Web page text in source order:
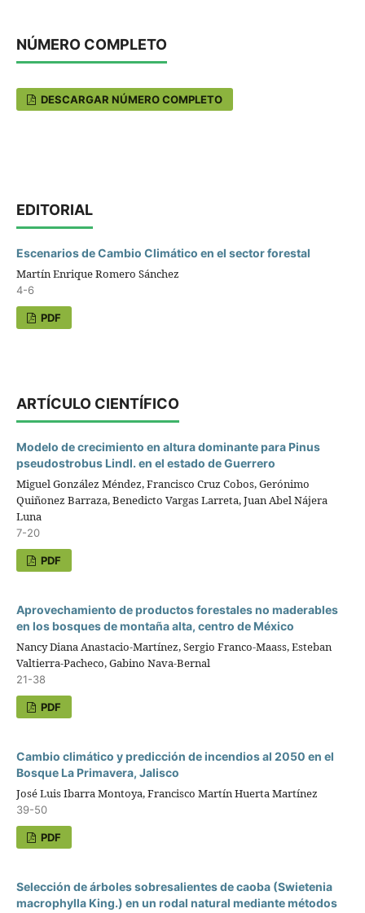
NÚMERO COMPLETO
DESCARGAR NÚMERO COMPLETO
EDITORIAL
Escenarios de Cambio Climático en el sector forestal
Martín Enrique Romero Sánchez
4-6
PDF
ARTÍCULO CIENTÍFICO
Modelo de crecimiento en altura dominante para Pinus
pseudostrobus Lindl. en el estado de Guerrero
Miguel González Méndez, Francisco Cruz Cobos, Gerónimo
Quiñonez Barraza, Benedicto Vargas Larreta, Juan Abel Nájera
Luna
7-20
PDF
Aprovechamiento de productos forestales no maderables
en los bosques de montaña alta, centro de México
Nancy Diana Anastacio-Martínez, Sergio Franco-Maass, Esteban
Valtierra-Pacheco, Gabino Nava-Bernal
21-38
PDF
Cambio climático y predicción de incendios al 2050 en el
Bosque La Primavera, Jalisco
José Luis Ibarra Montoya, Francisco Martín Huerta Martínez
39-50
PDF
Selección de árboles sobresalientes de caoba (Swietenia
macrophylla King.) en un rodal natural mediante métodos